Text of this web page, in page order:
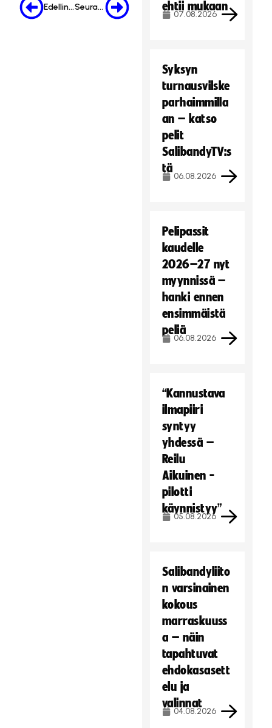
Edellinen Seuraava ehtii mukaan
07.08.2026
Syksyn
turnausvilske
parhaimmilla
an – katso
pelit
SalibandyTV:s
tä
06.08.2026
Pelipassit
kaudelle
2026–27 nyt
myynnissä –
hanki ennen
ensimmäistä
peliä
06.08.2026
“Kannustava
ilmapiiri
syntyy
yhdessä –
Reilu
Aikuinen -
pilotti
käynnistyy”
05.08.2026
Salibandyliito
n varsinainen
kokous
marraskuuss
a – näin
tapahtuvat
ehdokasasett
elu ja
valinnat
04.08.2026